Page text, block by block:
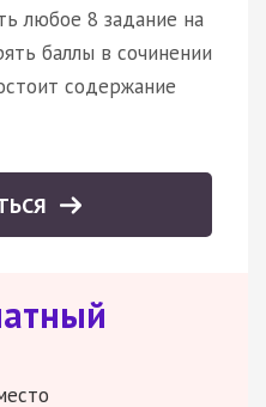
любое 8 задание на
баллы в сочинении
содержание